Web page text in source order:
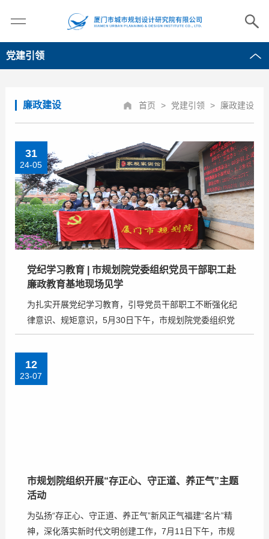
党建引领
廉政建设 首页 > 党建引领 > 廉政建设
31
24-05
党纪学习教育 | 市规划院党委组织党员干部职工赴
廉政教育基地现场见学
为扎实开展党纪学习教育，引导党员干部职工不断强化纪
律意识、规矩意识，5月30日下午，市规划院党委组织党
员干部职工到厦门市湖里区家规家训馆参观学习，锤炼党
性修养，提升政治素质。 在讲解员的带领下，党员干部职
工通过详实的图文资料、精美的石雕石刻等丰富展品，学
12
23-07
市规划院组织开展“存正心、守正道、养正气”主题
活动
为弘扬“存正心、守正道、养正气”新风正气福建“名片”精
神，深化落实新时代文明创建工作，7月11日下午，市规